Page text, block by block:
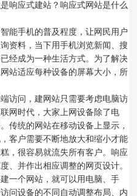
响应式建站？响应式网站是什么
能手机的普及程度，让网民用户
资料，当下用手机浏览新闻、搜
经成为一种生活方式。为了解决
站适应每种设备的屏幕大小，所
访问，建网站只需要考虑电脑访
网时代，大家上网设备除了电
传统的网站在移动设备上显示，
客户需要不断地放大和缩小才能
，很容易就流失所有客户。响应
、并作出相应调整的网页设计。
一个网站，就可以用电脑、手
问设备的不同自动调整布局、内